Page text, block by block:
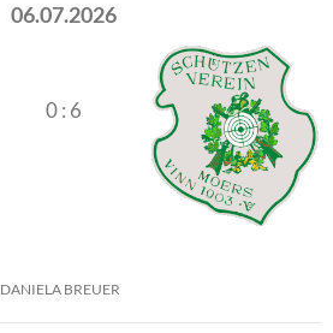
06.07.2026
0 : 6
DANIELA BREUER